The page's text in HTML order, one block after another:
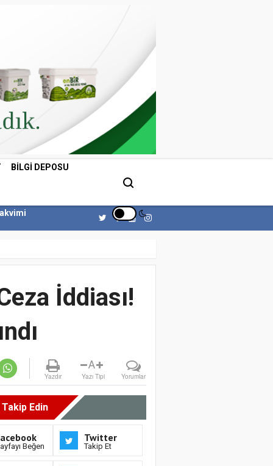
BILGI DEPOSU
İddiası!
Yazdır
A
Yazı Tipi Yorumlar
Edin
Beğen
Twitter
Takip Et